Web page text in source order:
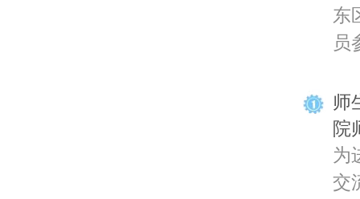
东
员
师
院
为
交